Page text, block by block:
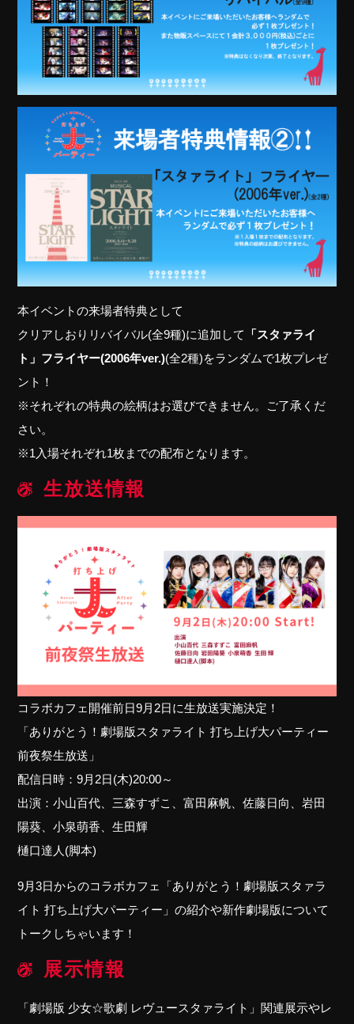
本イベントの来場者特典として
クリアしおりリバイバル(全9種)に追加して 「スタァライ
ト」フライヤー(2006年ver.)(全2種)をランダムで1枚プレゼ
ント！
※それぞれの特典の絵柄はお選びできません。ご了承くだ
さい。
※1入場それぞれ1枚までの配布となります。
生放送情報
コラボカフェ開催前日9月2日に生放送実施決定！
「ありがとう！劇場版スタァライト 打ち上げ大パーティー
前夜祭生放送」
配信日時：9月2日(木)20:00～
出演：小山百代、三森すずこ、富田麻帆、佐藤日向、岩田
陽葵、小泉萌香、生田輝
樋口達人(脚本)
9月3日からのコラボカフェ「ありがとう！劇場版スタァラ
イト 打ち上げ大パーティー」の紹介や新作劇場版について
トークしちゃいます！
展示情報
「劇場版 少女☆歌劇 レヴュースタァライト」関連展示やレ